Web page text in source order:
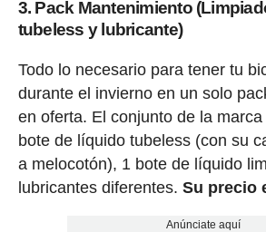
3. Pack Mantenimiento
tubeless y lubricante)
Todo lo necesario para tener tu
durante el invierno en un solo
en oferta. El conjunto de la
bote de líquido tubeless (con su
a melocotón), 1 bote de líquido
lubricantes diferentes. Su precio
Anúnciate aquí